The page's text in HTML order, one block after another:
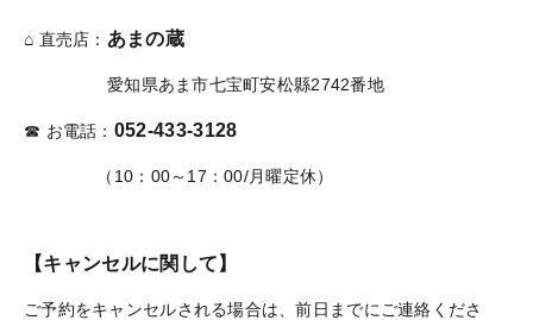
⌂ 直売店： あまの蔵
愛知県あま市七宝町安松縣2742番地
☎ お電話： 052-433-3128
（10：00～17：00/月曜定休）
【キャンセルに関して】
ご予約をキャンセルされる場合は、前日までにご連絡くださ